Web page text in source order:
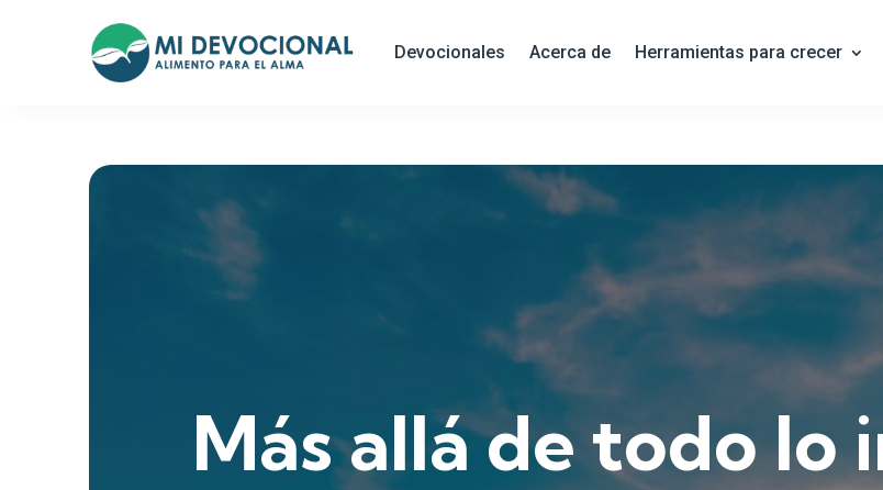
Devocionales Acerca de Herramientas para crecer
Más allá de todo lo